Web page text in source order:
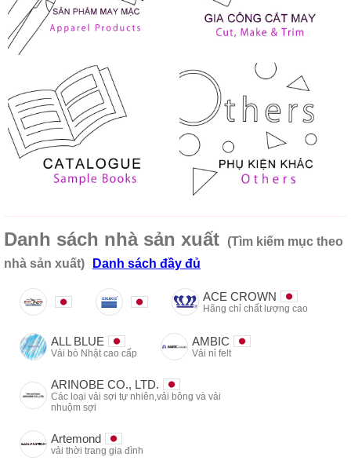
Danh sách nhà sản xuất (Tìm kiếm mục theo
nhà sản xuất)
Danh sách đầy đủ
ACE CROWN
Hãng chỉ chất lượng cao
ALL BLUE
Vải bò Nhật cao cấp
AMBIC
Vải nỉ felt
ARINOBE CO., LTD.
Các loại vải sợi tự nhiên,vải bông và vải
nhuộm sợi
Artemond
vải thời trang gia đình